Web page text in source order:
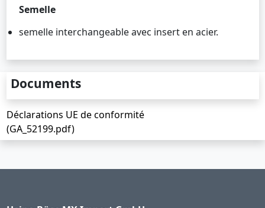
Semelle
semelle interchangeable avec insert en acier.
Documents
Déclarations UE de conformité
(GA_52199.pdf)